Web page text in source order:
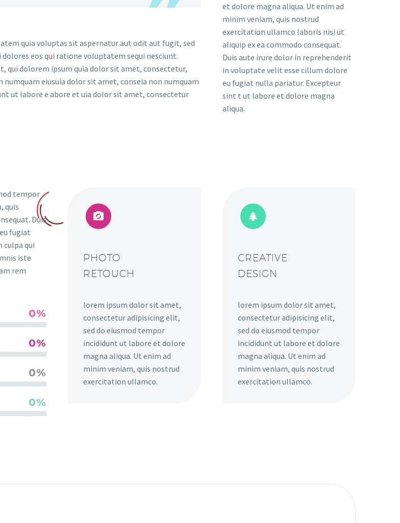
quia voluptas sit aspernatur aut odit aut fugit, sed
eos qui ratione voluptatem sequi nesciunt.
qui dolorem ipsum quia dolor sit amet, consectetur,
numquam eiusuia dolor sit amet, conseia non numquam
ut labore e abore et uia dolor sit amet, consectetur
et dolore magna aliqua. Ut enim ad
minim veniam, quis nostrud
exercitation ullamco laboris nisi ut
aliquip ex ea commodo consequat.
Duis aute irure dolor in reprehenderit
in voluptate velit esse cillum dolore
eu fugiat nulla pariatur. Excepteur
sint t ut labore et dolore magna
aliqua.
tempor
quis
Duis
fugiat
culpa qui
iste
rem
0%
0%
0%
0%


PHOTO
RETOUCH
lorem ipsum dolor sit amet,
consectetur adipisicing elit,
sed do eiusmod tempor
incididunt ut labore et dolore
magna aliqua. Ut enim ad
minim veniam, quis nostrud
exercitation ullamco.


CREATIVE
DESIGN
lorem ipsum dolor sit amet,
consectetur adipisicing elit,
sed do eiusmod tempor
incididunt ut labore et dolore
magna aliqua. Ut enim ad
minim veniam, quis nostrud
exercitation ullamco.